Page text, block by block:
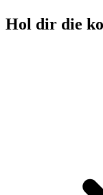
Hol dir die